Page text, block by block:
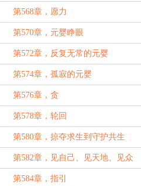
第568章，愿力
第570章，元婴睁眼
第572章，反复无常的元婴
第574章，孤寂的元婴
第576章，贪
第578章，轮回
第580章，掠夺求生到守护共生
第582章，见自己、见天地、见众
生
第584章，指引